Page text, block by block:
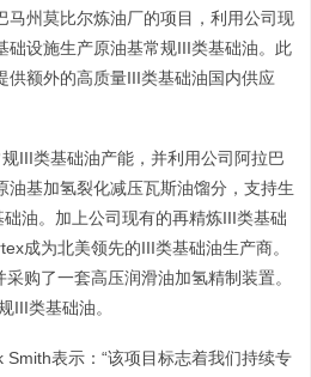
马州莫比尔炼油厂的项目，利用公司现
础设施生产原油基常规III类基础油。此
供额外的高质量III类基础油国内供应
III类基础油产能，并利用公司阿拉巴
油基加氢裂化减压瓦斯油馏分，支持生
油。加上公司现有的再精炼III类基础
成为北美领先的III类基础油生产商。
购了一套高压润滑油加氢精制装置。
III类基础油。
表示：“该项目标志着我们持续专